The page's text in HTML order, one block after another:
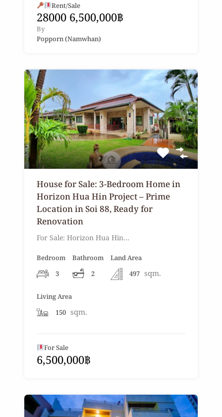
Rent/Sale
28000 6,500,000฿
By
Popporn (Namwhan)
House for Sale: 3-Bedroom Home in
Horizon Hua Hin Project – Prime
Location in Soi 88, Ready for
Renovation
For Sale: Horizon Hua Hin…
Bedroom
3
Bathroom
2
Land Area
497 sqm.
Living Area
150 sqm.
For Sale
6,500,000฿